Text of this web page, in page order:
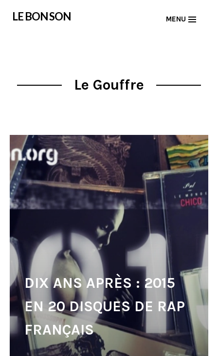
LE BON SON MENU
Le Gouffre
DIX ANS APRÈS : 2015
EN 20 DISQUES DE RAP
FRANÇAIS